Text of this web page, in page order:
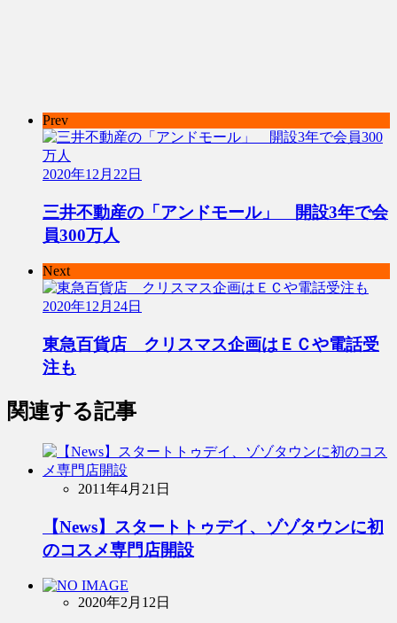
Prev
2020年12月22日
三井不動産の「アンドモール」 開設3年で会
員300万人
Next
2020年12月24日
東急百貨店 クリスマス企画はＥＣや電話受
注も
関連する記事
2011年4月21日
【News】スタートトゥデイ、ゾゾタウンに初
のコスメ専門店開設
2020年2月12日